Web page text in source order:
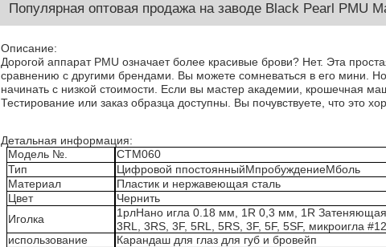
Популярная оптовая продажа на заводе Black Pearl PMU
Описание:
Дорогой аппарат PMU означает более красивые брови? Нет. Эта
сравнению с другими брендами. Вы можете сомневаться в его мини.
начинать с низкой стоимости. Если вы мастер академии, крошечная
Тестирование или заказ образца доступны. Вы почувствуете, что это
Детальная информация:
Модель №.
СТМ060
Тип
Цифровой ппостоянныйМпробуждениеМболь
Материал
Пластик и нержавеющая сталь
Цвет
Чернить
Иголка
1рлНано игла 0.18 мм, 1R 0,3 мм, 1R Затеняющая
3RL, 3RS, 3F, 5RL, 5RS, 3F, 5F, 5SF, микроигла #12
использование
Карандаш для глаз для губ и бровейп